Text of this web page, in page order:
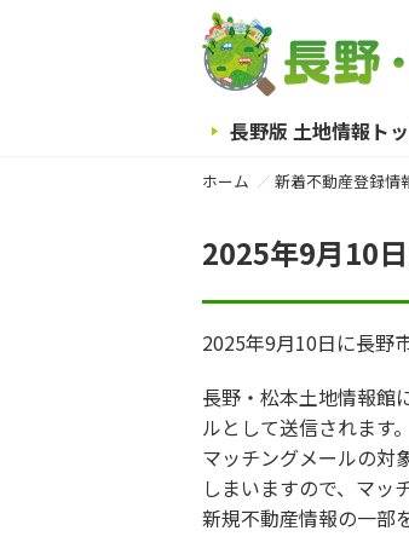
長野版 土地情報ト
ホーム 新着不動産登録情
2025年9月10
2025年9月10日に長野
長野・松本土地情報館
ルとして送信されます。
マッチングメールの対
しまいますので、マッ
新規不動産情報の一部